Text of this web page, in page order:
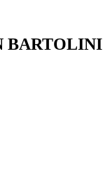
BARTOLINI